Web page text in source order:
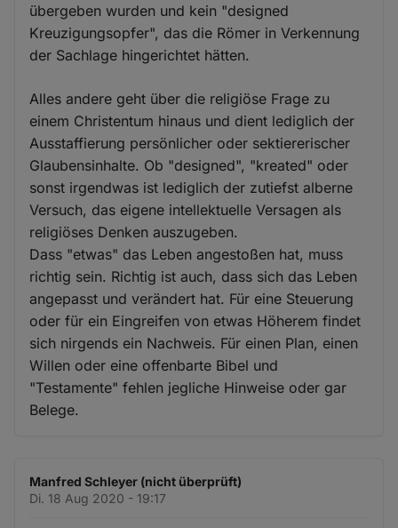
übergeben wurden und kein "designed
Kreuzigungsopfer", das die Römer in Verkennung
der Sachlage hingerichtet hätten.
Alles andere geht über die religiöse Frage zu
einem Christentum hinaus und dient lediglich der
Ausstaffierung persönlicher oder sektiererischer
Glaubensinhalte. Ob "designed", "kreated" oder
sonst irgendwas ist lediglich der zutiefst alberne
Versuch, das eigene intellektuelle Versagen als
religiöses Denken auszugeben.
Dass "etwas" das Leben angestoßen hat, muss
richtig sein. Richtig ist auch, dass sich das Leben
angepasst und verändert hat. Für eine Steuerung
oder für ein Eingreifen von etwas Höherem findet
sich nirgends ein Nachweis. Für einen Plan, einen
Willen oder eine offenbarte Bibel und
"Testamente" fehlen jegliche Hinweise oder gar
Belege.
Manfred Schleyer (nicht überprüft)
Di. 18 Aug 2020 - 19:17